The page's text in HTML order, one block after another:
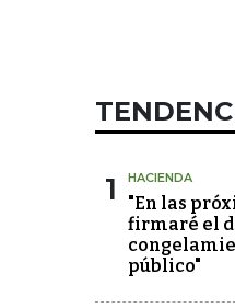
1 HACIENDA
"En las
firmaré el
público"